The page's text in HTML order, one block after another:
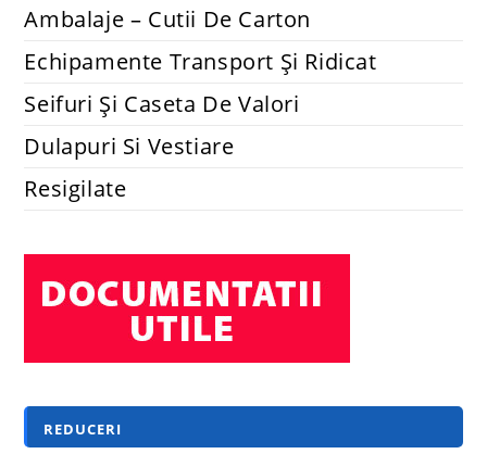
Ambalaje – Cutii De Carton
Echipamente Transport Și Ridicat
Seifuri Și Caseta De Valori
Dulapuri Si Vestiare
Resigilate
REDUCERI